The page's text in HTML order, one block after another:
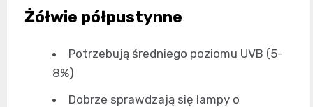
Żółwie półpustynne
Potrzebują średniego poziomu UVB (5-
8%)
Dobrze sprawdzają się lampy o